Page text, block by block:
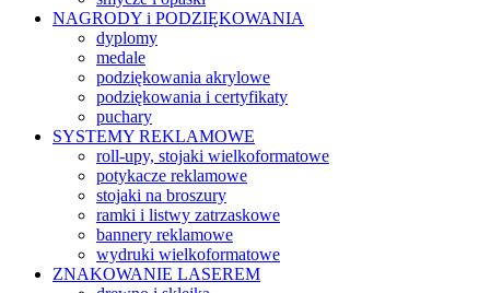
NAGRODY i PODZIĘKOWANIA
dyplomy
medale
podziękowania akrylowe
podziękowania i certyfikaty
puchary
SYSTEMY REKLAMOWE
roll-upy, stojaki wielkoformatowe
potykacze reklamowe
stojaki na broszury
ramki i listwy zatrzaskowe
bannery reklamowe
wydruki wielkoformatowe
ZNAKOWANIE LASEREM